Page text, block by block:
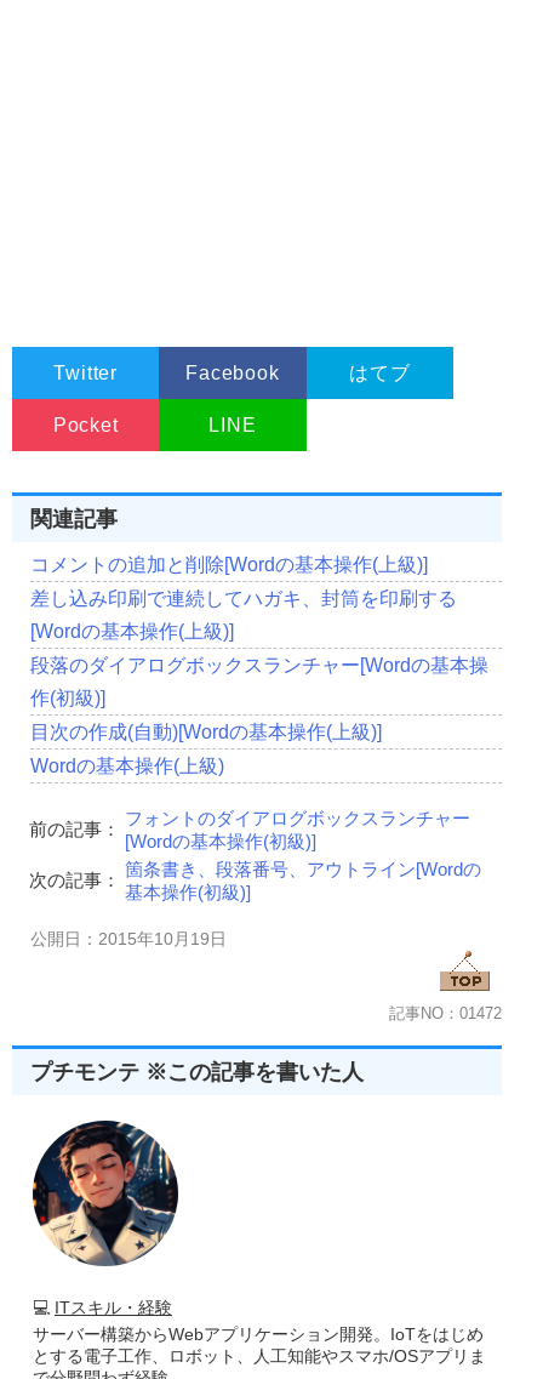
Twitter Facebook はてブ
Pocket LINE
関連記事
コメントの追加と削除[Wordの基本操作(上級)]
差し込み印刷で連続してハガキ、封筒を印刷する
[Wordの基本操作(上級)]
段落のダイアログボックスランチャー[Wordの基本操
作(初級)]
目次の作成(自動)[Wordの基本操作(上級)]
Wordの基本操作(上級)
前の記事：
フォントのダイアログボックスランチャー
[Wordの基本操作(初級)]
次の記事：
箇条書き、段落番号、アウトライン[Wordの
基本操作(初級)]
公開日：2015年10月19日
記事NO：01472
プチモンテ ※この記事を書いた人
💻 ITスキル・経験
サーバー構築からWebアプリケーション開発。IoTをはじめ
とする電子工作、ロボット、人工知能やスマホ/OSアプリま